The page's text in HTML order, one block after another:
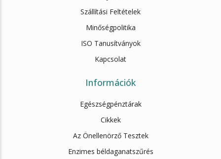
Szállítási Feltételek
Minőségpolitika
ISO Tanusítványok
Kapcsolat
Információk
Egészségpénztárak
Cikkek
Az Önellenörző Tesztek
Enzimes béldaganatszűrés